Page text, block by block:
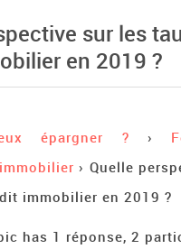
sur les
en 2019 ?
épargner ? ›
› Quelle
immobilier en 2019 ?
has 1 réponse, 2